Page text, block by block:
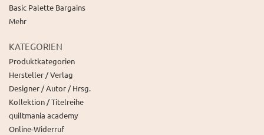
Basic Palette Bargains
Mehr
KATEGORIEN
Produktkategorien
Hersteller / Verlag
Designer / Autor / Hrsg.
Kollektion / Titelreihe
quiltmania academy
Online-Widerruf